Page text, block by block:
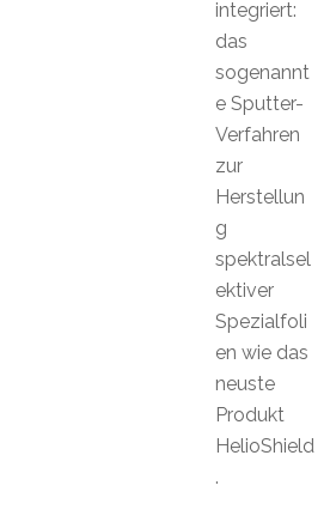
integriert:
das
sogenannt
e Sputter-
Verfahren
zur
Herstellun
g
spektralsel
ektiver
Spezialfoli
en wie das
neuste
Produkt
HelioShield
.